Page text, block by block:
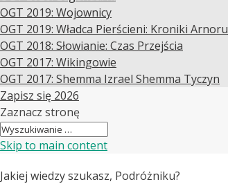
OGT 2019: Wojownicy
OGT 2019: Władca Pierścieni: Kroniki Arnoru
OGT 2018: Słowianie: Czas Przejścia
OGT 2017: Wikingowie
OGT 2017: Shemma Izrael Shemma Tyczyn
Zapisz się 2026
Zaznacz stronę
Skip to main content
Jakiej wiedzy szukasz, Podróżniku?